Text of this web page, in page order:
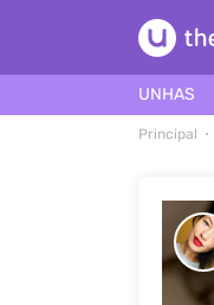
UNHAS
Principal